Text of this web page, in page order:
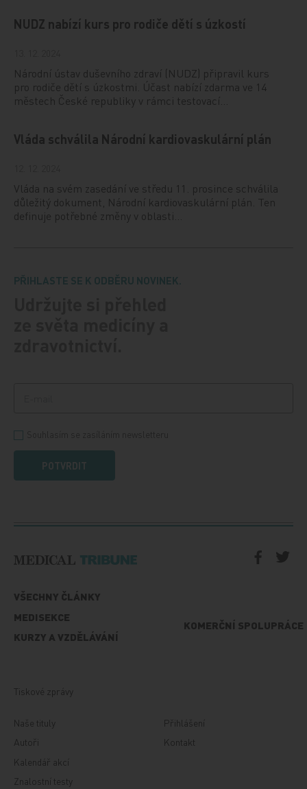
NUDZ nabízí kurs pro rodiče dětí s úzkostí
Národní ústav duševního zdraví (NUDZ) připravil kurs
pro rodiče dětí s úzkostmi. Účast nabízí zdarma ve 14
městech České republiky v rámci testovací…
Vláda schválila Národní kardiovaskulární plán
Vláda na svém zasedání ve středu 11. prosince schválila
důležitý dokument, Národní kardiovaskulární plán. Ten
definuje potřebné změny v oblasti…
PŘIHLASTE SE K ODBĚRU NOVINEK.
POTVRDIT
VŠECHNY ČLÁNKY
MEDISEKCE
KURZY A VZDĚLÁVÁNÍ
KOMERČNÍ SPOLUPRÁCE
Tiskové zprávy
Naše tituly
Autoři
Kalendář akcí
Znalostní testy
Přihlášení
Kontakt